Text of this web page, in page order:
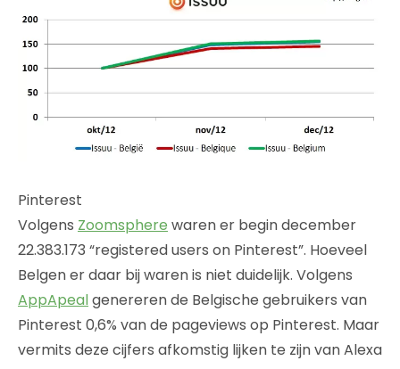
Pinterest
Volgens Zoomsphere waren er begin december
22.383.173 “registered users on Pinterest”. Hoeveel
Belgen er daar bij waren is niet duidelijk. Volgens
AppApealgenereren de Belgische gebruikers van
Pinterest 0,6% van de pageviews op Pinterest. Maar
vermits deze cijfers afkomstig lijken te zijn van Alexa